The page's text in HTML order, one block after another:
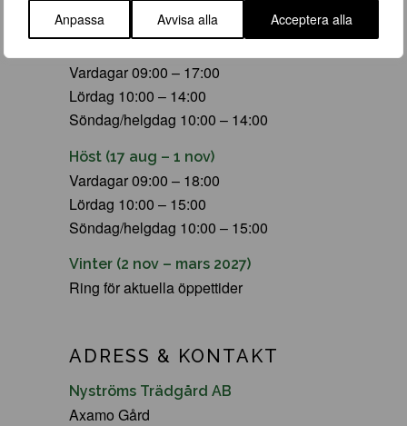
Anpassa Avvisa alla Acceptera alla
Söndag/helgdag 10:00 – 16:00
Vardagar 09:00 – 17:00
Lördag 10:00 – 14:00
Söndag/helgdag 10:00 – 14:00
Höst (17 aug – 1 nov)
Vardagar 09:00 – 18:00
Lördag 10:00 – 15:00
Söndag/helgdag 10:00 – 15:00
Vinter (2 nov – mars 2027)
Ring för aktuella öppettider
ADRESS & KONTAKT
Nyströms Trädgård AB
Axamo Gård